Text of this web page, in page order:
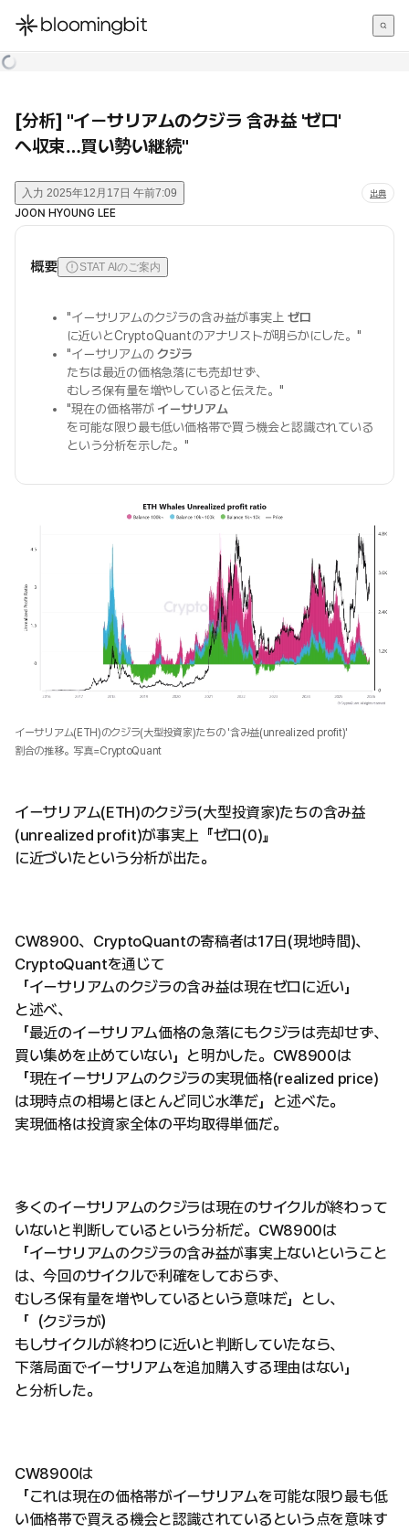
한국어
[分析] "イーサリアムのクジラ 含み益 'ゼロ'
へ収束…買い勢い継続"
入力 2025年12月17日 午前7:09 出典
JOON HYOUNG LEE
概要 STAT AIのご案内
"イーサリアムのクジラの含み益が事実上 ゼロ
に近いとCryptoQuantのアナリストが明らかにした。"
"イーサリアムのクジラ
たちは最近の価格急落にも売却せず、
むしろ保有量を増やしていると伝えた。"
"現在の価格帯が イーサリアム
を可能な限り最も低い価格帯で買う機会と認識されている
という分析を示した。"
イーサリアム(ETH)のクジラ(大型投資家)たちの '含み益(unrealized profit)'
割合の推移。写真=CryptoQuant
イーサリアム(ETH)のクジラ(大型投資家)たちの含み益
(unrealized profit)が事実上『ゼロ(0)』
に近づいたという分析が出た。
CW8900、CryptoQuantの寄稿者は17日(現地時間)、
CryptoQuantを通じて
「イーサリアムのクジラの含み益は現在ゼロに近い」
と述べ、
「最近のイーサリアム価格の急落にもクジラは売却せず、
買い集めを止めていない」と明かした。CW8900は
「現在イーサリアムのクジラの実現価格(realized price)
は現時点の相場とほとんど同じ水準だ」と述べた。
実現価格は投資家全体の平均取得単価だ。
多くのイーサリアムのクジラは現在のサイクルが終わって
いないと判断しているという分析だ。CW8900は
「イーサリアムのクジラの含み益が事実上ないということ
は、今回のサイクルで利確をしておらず、
むしろ保有量を増やしているという意味だ」とし、
「（クジラが）
もしサイクルが終わりに近いと判断していたなら、
下落局面でイーサリアムを追加購入する理由はない」
と分析した。
CW8900は
「これは現在の価格帯がイーサリアムを可能な限り最も低
い価格帯で買える機会と認識されているという点を意味す